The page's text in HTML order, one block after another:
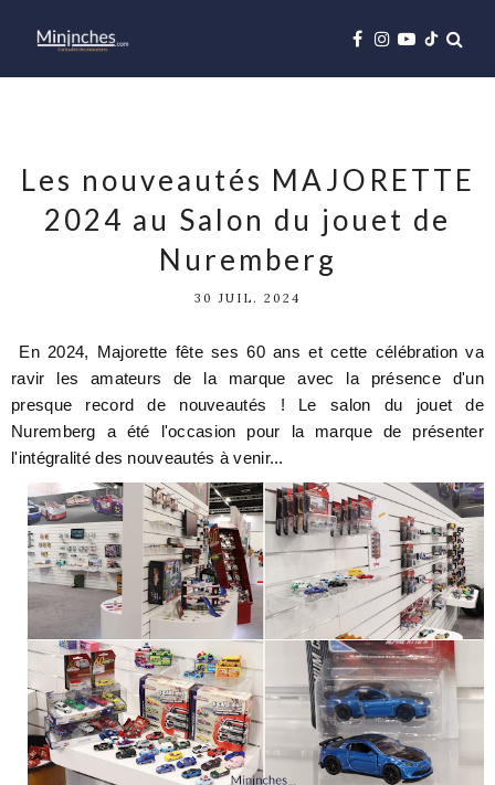
Les nouveautés MAJORETTE
2024 au Salon du jouet de
Nuremberg
30 JUIL. 2024
En 2024, Majorette fête ses 60 ans et cette célébration va
ravir les amateurs de la marque avec la présence d'un
presque record de nouveautés ! Le salon du jouet de
Nuremberg a été l'occasion pour la marque de présenter
l'intégralité des nouveautés à venir...